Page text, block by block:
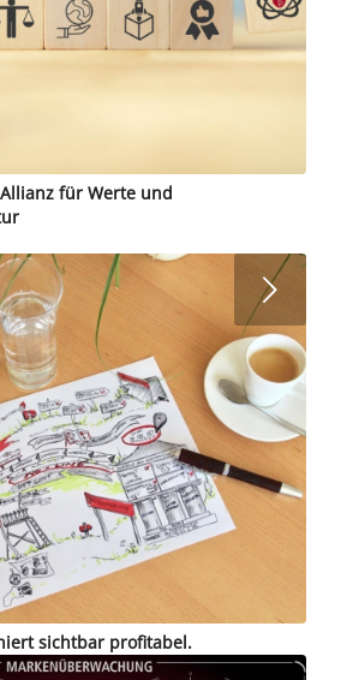
für Werte und
sichtbar profitabel.
Weiter